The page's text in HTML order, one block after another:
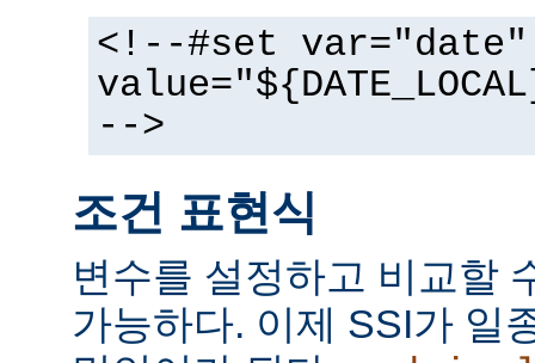
<!--#set var="date"
-->
조건 표현식
변수를 설정하고 비교할
가능하다. 이제 SSI가 일